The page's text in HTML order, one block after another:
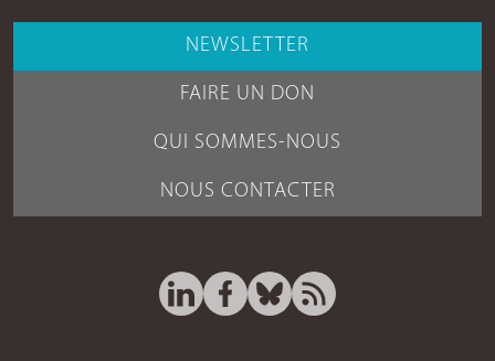
NEWSLETTER
FAIRE UN DON
QUI SOMMES-NOUS
NOUS CONTACTER